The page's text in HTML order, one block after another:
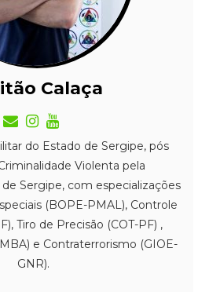
Calaça
do Estado de Sergipe, pós
Violenta pela
Sergipe, com especializações
(BOPE-PMAL), Controle
Tiro de Precisão (COT-PF) ,
e Contraterrorismo (GIOE-
GNR).